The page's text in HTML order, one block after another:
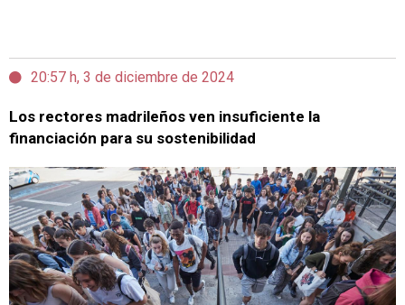
20:57 h, 3 de diciembre de 2024
Los rectores madrileños ven insuficiente la
financiación para su sostenibilidad